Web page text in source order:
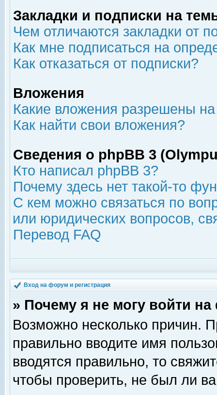
Закладки и подписки на
Чем отличаются закладки от
Как мне подписаться на
Как отказаться от подписки?
Вложения
Какие вложения разрешены
Как найти свои вложения?
Сведения о phpBB 3
Кто написал phpBB 3?
Почему здесь нет такой-то
С кем можно связаться по
или юридических вопросов,
Перевод FAQ
Вход на форум и регистрация
» Почему я не могу войти
Возможно несколько причин.
правильно вводите имя
вводятся правильно, то
чтобы проверить, не был ли